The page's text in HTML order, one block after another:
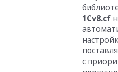
1Cv8.cf
с